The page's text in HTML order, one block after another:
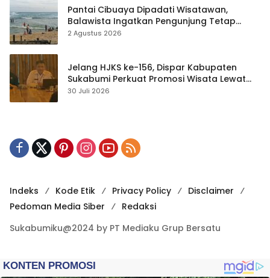
Pantai Cibuaya Dipadati Wisatawan,
Balawista Ingatkan Pengunjung Tetap
Waspada
2 Agustus 2026
Jelang HJKS ke-156, Dispar Kabupaten
Sukabumi Perkuat Promosi Wisata Lewat
Publikasi Digital
30 Juli 2026
Indeks Kode Etik Privacy Policy
Disclaimer
Pedoman Media Siber
Redaksi
Sukabumiku@2024 by PT Mediaku Grup Bersatu